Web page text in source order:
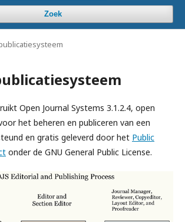
Zoek
Open Journal Systems 3.1.2.4, open
het beheren en publiceren van een
en gratis geleverd door het Public
onder de GNU General Public License.